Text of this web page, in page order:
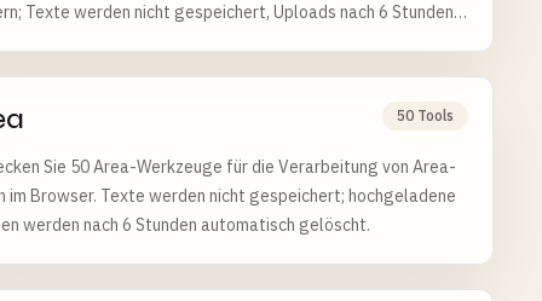
Texte werden nicht gespeichert, Uploads nach 6 Stunden
50 Tools
Sie 50 Area-Werkzeuge für die Verarbeitung von Area-
im Browser. Texte werden nicht gespeichert; hochgeladene
werden nach 6 Stunden automatisch gelöscht.